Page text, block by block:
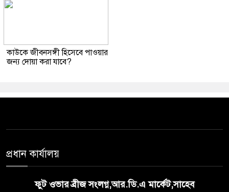
কাউকে জীবনসঙ্গী হিসেবে পাওয়ার
জন্য দোয়া করা যাবে?
প্রধান কার্যালয়
ফুট ওভার ব্রীজ সংলগ্ন,আর.ডি.এ মার্কেট,সাহেব